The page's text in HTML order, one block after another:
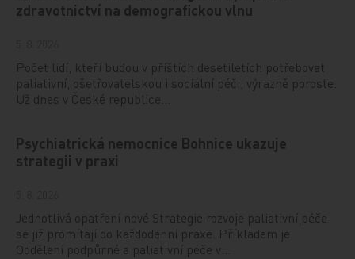
zdravotnictví na demografickou vlnu
Počet lidí, kteří budou v příštích desetiletích potřebovat
paliativní, ošetřovatelskou i sociální péči, výrazně poroste.
Už dnes v České republice…
Psychiatrická nemocnice Bohnice ukazuje
strategii v praxi
Jednotlivá opatření nové Strategie rozvoje paliativní péče
se již promítají do každodenní praxe. Příkladem je
Oddělení podpůrné a paliativní péče v…